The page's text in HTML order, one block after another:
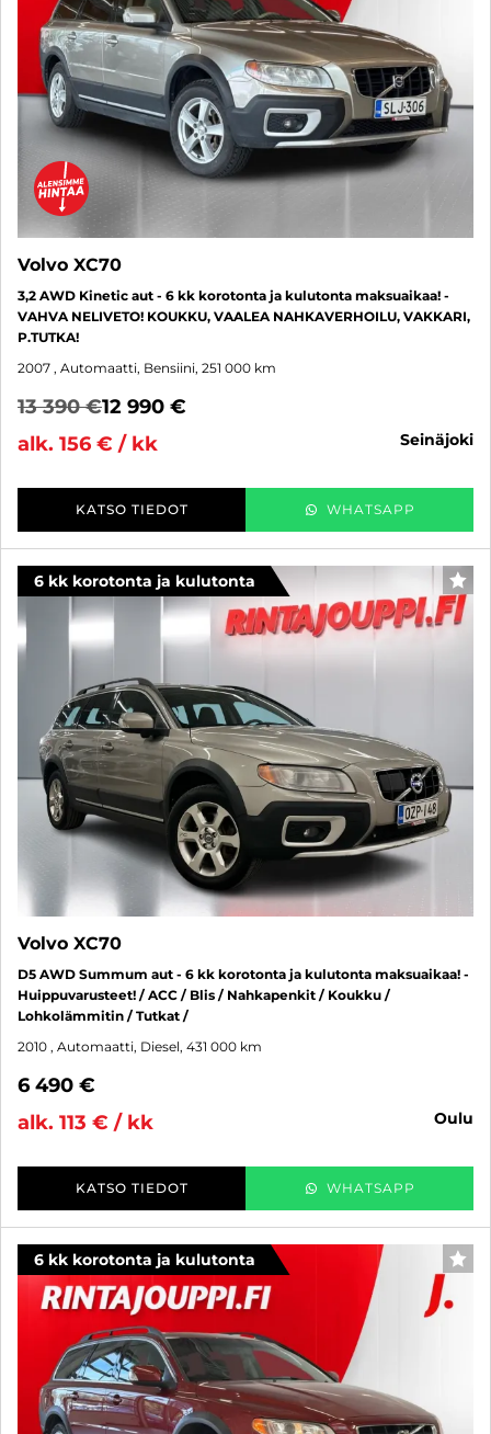
Volvo XC70
3,2 AWD Kinetic aut - 6 kk korotonta ja kulutonta maksuaikaa! -
VAHVA NELIVETO! KOUKKU, VAALEA NAHKAVERHOILU, VAKKARI,
P.TUTKA!
2007 , Automaatti, Bensiini, 251 000 km
13 390 €12 990 €
alk. 156 € / kk
seinäjoki
KATSO TIEDOT WHATSAPP
6 kk korotonta ja kulutonta
Volvo XC70
D5 AWD Summum aut - 6 kk korotonta ja kulutonta maksuaikaa! -
Huippuvarusteet! / ACC / Blis / Nahkapenkit / Koukku /
Lohkolämmitin / Tutkat /
2010 , Automaatti, Diesel, 431 000 km
6 490 €
alk. 113 € / kk
oulu
KATSO TIEDOT WHATSAPP
6 kk korotonta ja kulutonta